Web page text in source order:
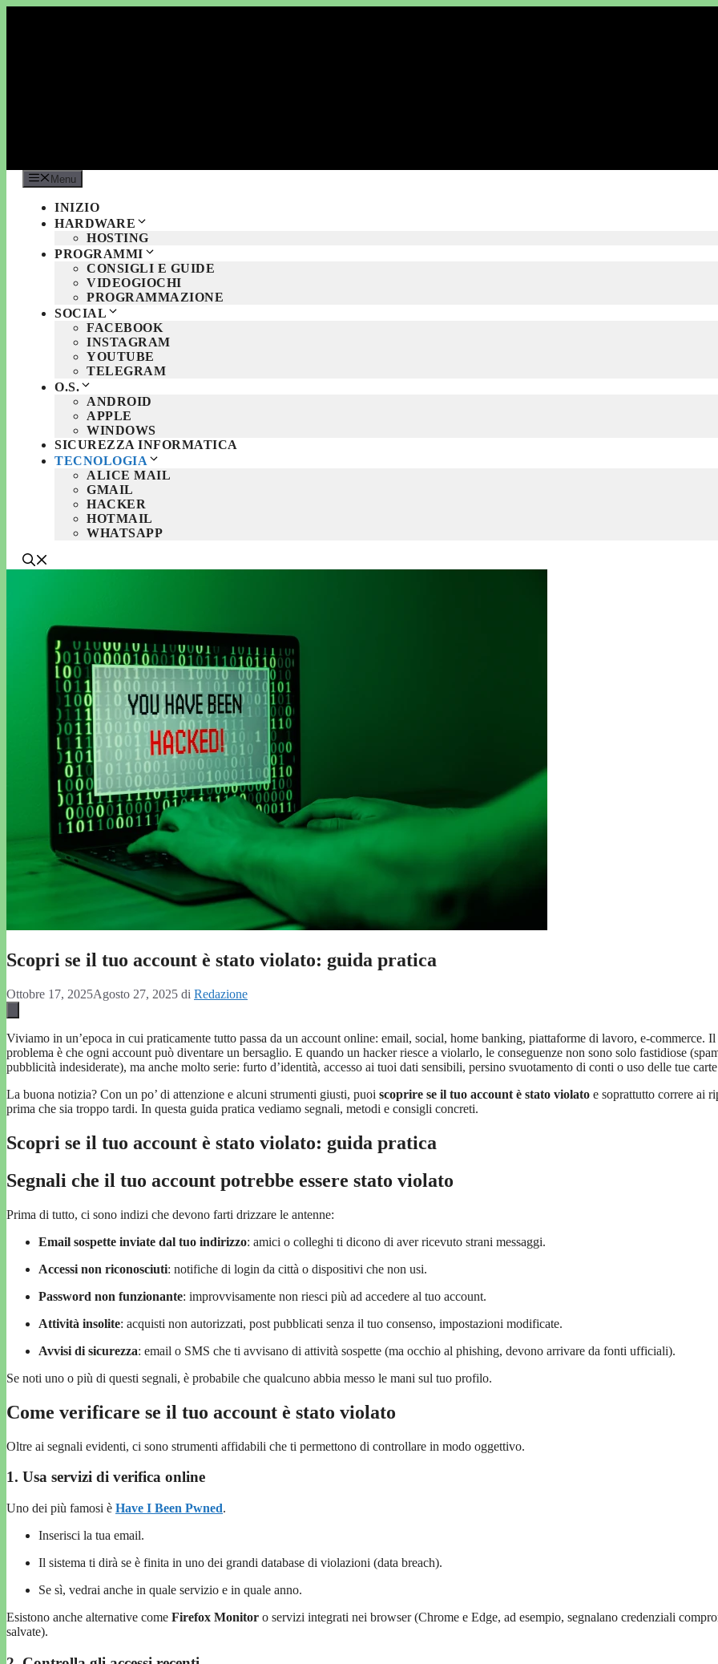
Menu
INIZIO
HARDWARE
HOSTING
PROGRAMMI
CONSIGLI E GUIDE
VIDEOGIOCHI
PROGRAMMAZIONE
SOCIAL
FACEBOOK
INSTAGRAM
YOUTUBE
TELEGRAM
O.S.
ANDROID
APPLE
WINDOWS
SICUREZZA INFORMATICA
TECNOLOGIA
ALICE MAIL
GMAIL
HACKER
HOTMAIL
WHATSAPP
Scopri se il tuo account è stato violato: guida pratica
Ottobre 17, 2025Agosto 27, 2025 di Redazione
Viviamo in un’epoca in cui praticamente tutto passa da un account online: email, social, home banking, piattaforme di lavoro, e-commerce. Il
problema è che ogni account può diventare un bersaglio. E quando un hacker riesce a violarlo, le conseguenze non sono solo fastidiose
pubblicità indesiderate), ma anche molto serie: furto d’identità, accesso ai tuoi dati sensibili, persino svuotamento di conti o uso delle tue
La buona notizia? Con un po’ di attenzione e alcuni strumenti giusti, puoi scoprire se il tuo account è stato violato e soprattutto correre ai
prima che sia troppo tardi. In questa guida pratica vediamo segnali, metodi e consigli concreti.
Scopri se il tuo account è stato violato: guida pratica
Segnali che il tuo account potrebbe essere stato violato
Prima di tutto, ci sono indizi che devono farti drizzare le antenne:
Email sospette inviate dal tuo indirizzo: amici o colleghi ti dicono di aver ricevuto strani messaggi.
Accessi non riconosciuti: notifiche di login da città o dispositivi che non usi.
Password non funzionante: improvvisamente non riesci più ad accedere al tuo account.
Attività insolite: acquisti non autorizzati, post pubblicati senza il tuo consenso, impostazioni modificate.
Avvisi di sicurezza: email o SMS che ti avvisano di attività sospette (ma occhio al phishing, devono arrivare da fonti ufficiali).
Se noti uno o più di questi segnali, è probabile che qualcuno abbia messo le mani sul tuo profilo.
Come verificare se il tuo account è stato violato
Oltre ai segnali evidenti, ci sono strumenti affidabili che ti permettono di controllare in modo oggettivo.
1. Usa servizi di verifica online
Uno dei più famosi è Have I Been Pwned.
Inserisci la tua email.
Il sistema ti dirà se è finita in uno dei grandi database di violazioni (data breach).
Se sì, vedrai anche in quale servizio e in quale anno.
Esistono anche alternative come Firefox Monitor o servizi integrati nei browser (Chrome e Edge, ad esempio, segnalano credenziali
salvate).